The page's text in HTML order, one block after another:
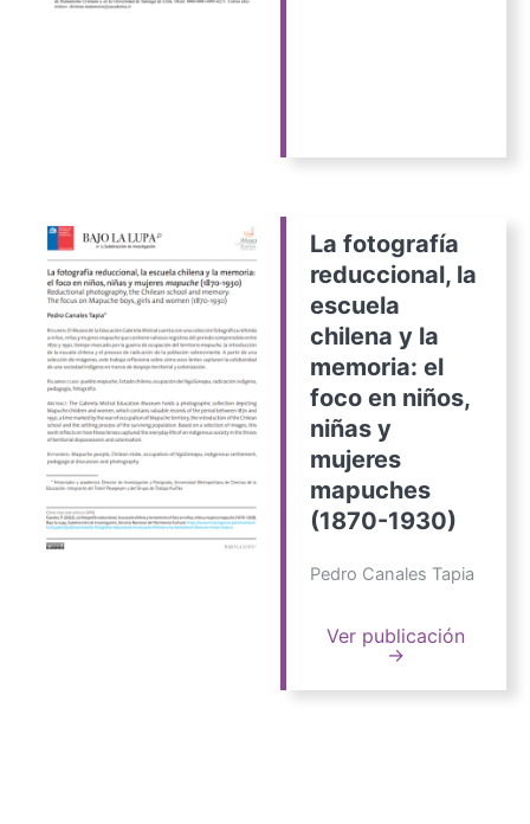
La fotografía
reduccional, la
escuela
chilena y la
memoria: el
foco en niños,
niñas y
mujeres
mapuches
(1870-1930)
Pedro Canales Tapia
Ver publicación
→